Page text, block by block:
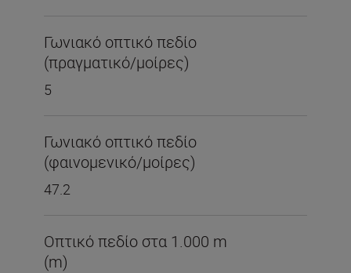
Γωνιακό οπτικό πεδίο
(πραγματικό/μοίρες)
5
Γωνιακό οπτικό πεδίο
(φαινομενικό/μοίρες)
47.2
Οπτικό πεδίο στα 1.000 m
(m)